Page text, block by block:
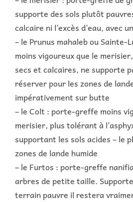
supporte des sols plutôt
calcaire ni l’excès d’eau, avec
– le Prunus mahaleb ou
moins vigoureux que le
secs et calcaires, ne supporte
réserver pour les zones de
impérativement sur butte
– le Colt : porte-greffe moins
merisier, plus tolérant à
supportant les sols acides – le
zones de lande humide
– le Furtos : porte-greffe
arbres de petite taille.
terrain pauvre il restera